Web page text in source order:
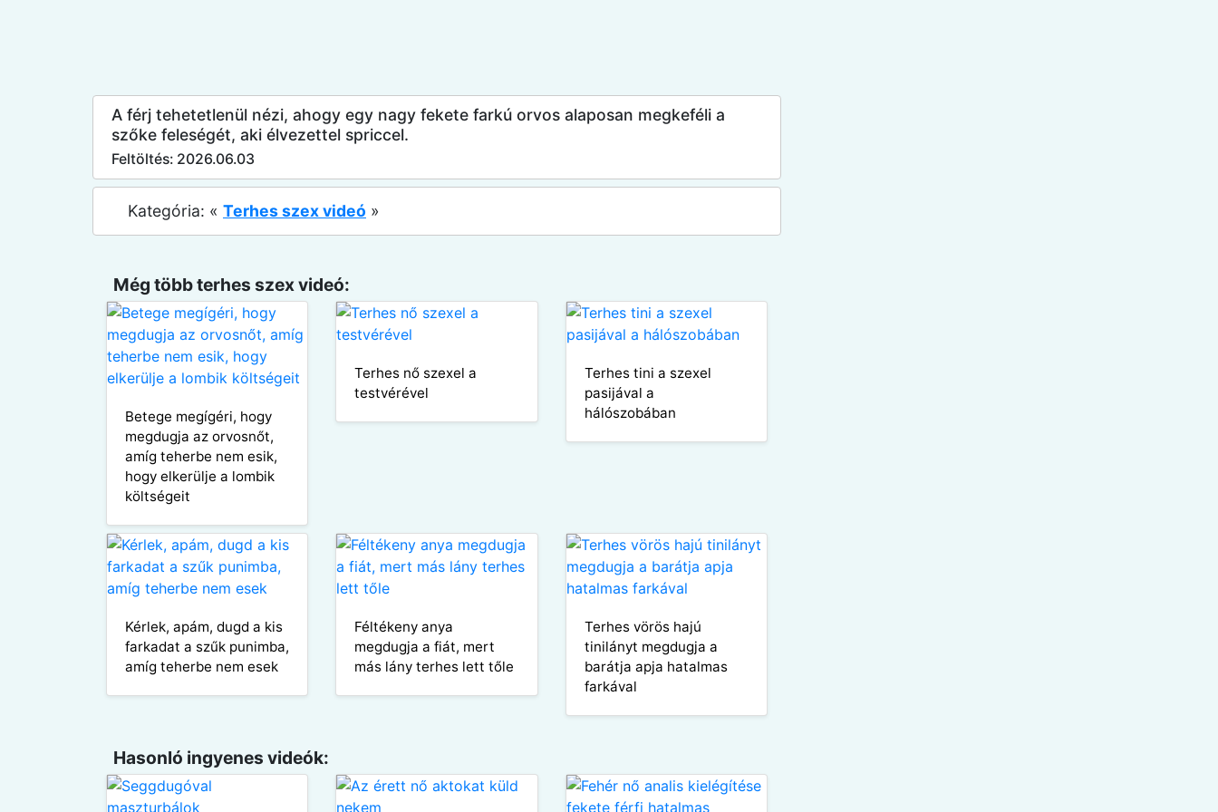
A férj tehetetlenül nézi, ahogy egy nagy fekete farkú orvos alaposan megkeféli a
szőke feleségét, aki élvezettel spriccel.
Feltöltés: 2026.06.03
Kategória: « Terhes szex videó »
Még több terhes szex videó:
Betege megígéri, hogy
megdugja az orvosnőt,
amíg teherbe nem esik,
hogy elkerülje a lombik
költségeit
Terhes nő szexel a
testvérével
Terhes tini a szexel
pasijával a
hálószobában
Kérlek, apám, dugd a kis
farkadat a szűk punimba,
amíg teherbe nem esek
Féltékeny anya
megdugja a fiát, mert
más lány terhes lett tőle
Terhes vörös hajú
tinilányt megdugja a
barátja apja hatalmas
farkával
Hasonló ingyenes videók: